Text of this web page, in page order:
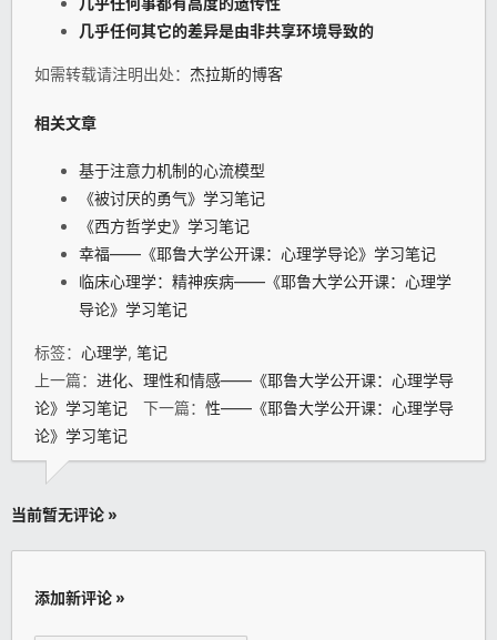
几乎任何其它的差异是由非共享环境导致的
如需转载请注明出处： 杰拉斯的博客
相关文章
基于注意力机制的心流模型
《被讨厌的勇气》学习笔记
《西方哲学史》学习笔记
幸福——《耶鲁大学公开课：心理学导论》学习笔记
临床心理学：精神疾病——《耶鲁大学公开课：心理学
导论》学习笔记
标签： 心理学, 笔记
上一篇： 进化、理性和情感——《耶鲁大学公开课：心理学导
论》学习笔记 下一篇： 性——《耶鲁大学公开课：心理学导
论》学习笔记
当前暂无评论 »
添加新评论 »